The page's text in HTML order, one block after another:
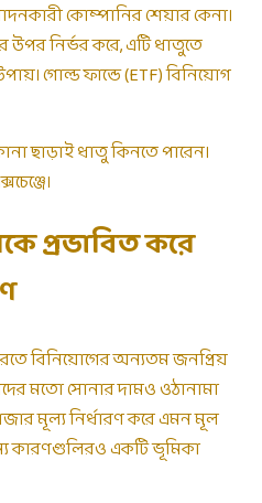
কোম্পানির শেয়ার কেনা।
উপর নির্ভর করে, এটি ধাতুতে
গোল্ড ফান্ডে (ETF) বিনিয়োগ
ছাড়াই ধাতু কিনতে পারেন।
প্রভাবিত করে
বিনিয়োগের অন্যতম জনপ্রিয়
মতো সোনার দামও ওঠানামা
মূল্য নির্ধারণ করে এমন মূল
কারণগুলিরও একটি ভূমিকা